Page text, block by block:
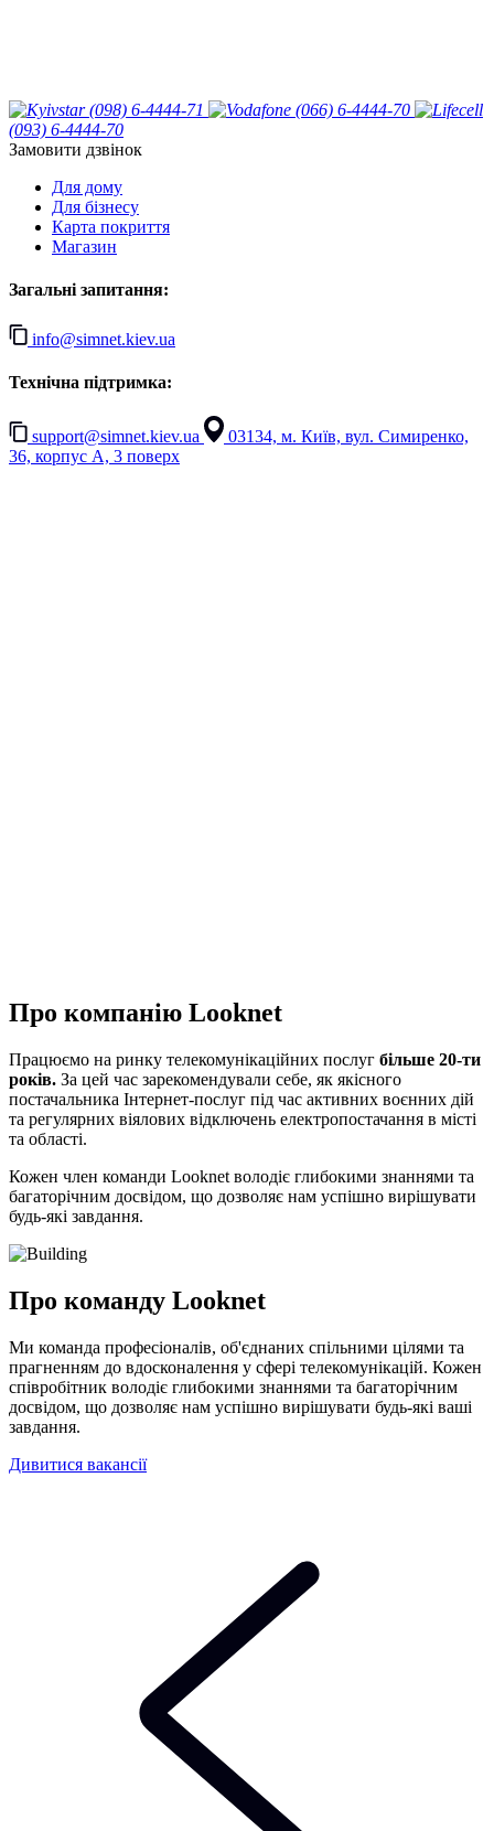
(098) 6-4444-71
(066) 6-4444-70
(093) 6-4444-70
Замовити дзвінок
Для дому
Для бізнесу
Карта покриття
Магазин
Загальні запитання:
info@simnet.kiev.ua
Технічна підтримка:
support@simnet.kiev.ua
03134, м. Київ, вул. Симиренко,
36, корпус А, 3 поверх
Про компанію Looknet
Працюємо на ринку телекомунікаційних послуг більше 20-ти
років. За цей час зарекомендували себе, як якісного
постачальника Інтернет-послуг під час активних воєнних дій
та регулярних віялових відключень електропостачання в місті
та області.
Кожен член команди Looknet володіє глибокими знаннями та
багаторічним досвідом, що дозволяє нам успішно вирішувати
будь-які завдання.
Про команду Looknet
Ми команда професіоналів, об'єднаних спільними цілями та
прагненням до вдосконалення у сфері телекомунікацій. Кожен
співробітник володіє глибокими знаннями та багаторічним
досвідом, що дозволяє нам успішно вирішувати будь-які ваші
завдання.
Дивитися вакансії